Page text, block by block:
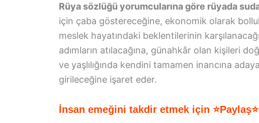
Rüya sözlüğü yorumcularına göre rüyada
için çaba göstereceğine, ekonomik olarak
meslek hayatındaki beklentilerinin
adımların atılacağına, günahkâr olan kişileri
ve yaşlılığında kendini tamamen inancına
girileceğine işaret eder.
İnsan emeğini takdir etmek için